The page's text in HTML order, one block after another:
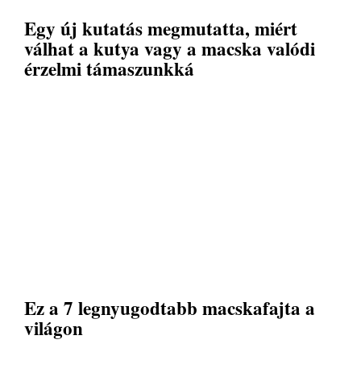
Egy új kutatás megmutatta, miért
válhat a kutya vagy a macska valódi
érzelmi támaszunkká
Ez a 7 legnyugodtabb macskafajta a
világon